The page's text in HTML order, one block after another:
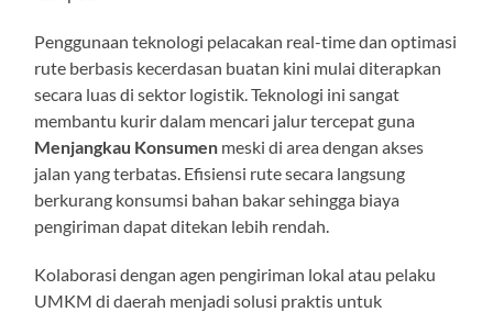
Penggunaan teknologi pelacakan real-time dan optimasi
rute berbasis kecerdasan buatan kini mulai diterapkan
secara luas di sektor logistik. Teknologi ini sangat
membantu kurir dalam mencari jalur tercepat guna
Menjangkau Konsumen meski di area dengan akses
jalan yang terbatas. Efisiensi rute secara langsung
berkurang konsumsi bahan bakar sehingga biaya
pengiriman dapat ditekan lebih rendah.
Kolaborasi dengan agen pengiriman lokal atau pelaku
UMKM di daerah menjadi solusi praktis untuk